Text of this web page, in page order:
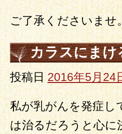
ご了承くださいませ
カラスにまけ
投稿日 2016年5月24
私が乳がんを発症し
は治るだろうと心に